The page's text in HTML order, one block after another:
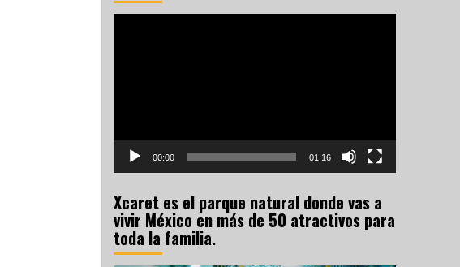
00:00 01:16
Xcaret es el parque natural donde vas a
vivir México en más de 50 atractivos para
toda la familia.